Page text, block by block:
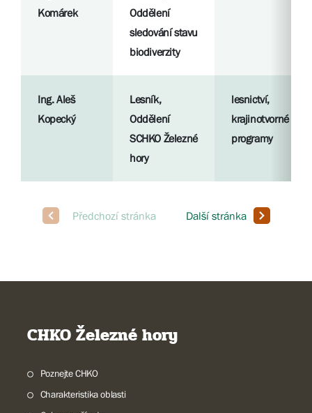
Komárek
Oddělení
sledování stavu
biodiverzity
Ing. Aleš
Kopecký
Lesník,
Oddělení
SCHKO Železné
hory
lesnictví,
krajinotvorné
programy
CHKO Železné hory
Poznejte CHKO
Charakteristika oblasti